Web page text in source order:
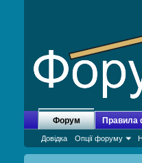
Форум
Довідка Опції форуму
Правила